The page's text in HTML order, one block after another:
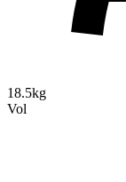
18.5kg
Vol